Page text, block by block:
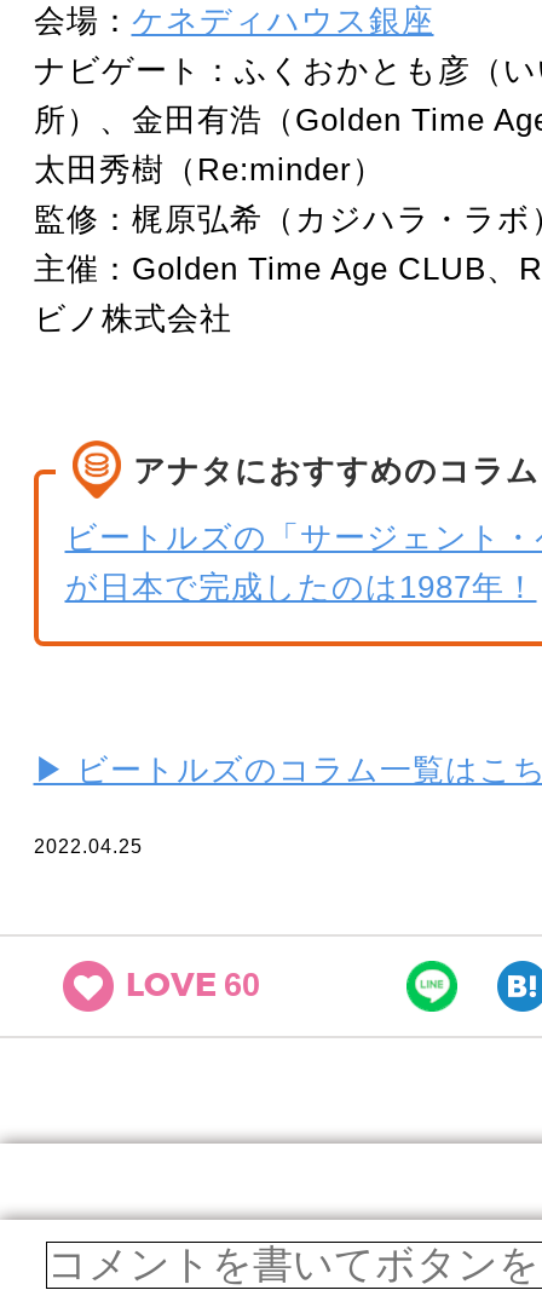
会場： ケネディハウス銀座
ナビゲート：ふくおかとも彦（
所）、金田有浩（Golden Time
太田秀樹（Re:minder）
監修：梶原弘希（カジハラ・ラボ
主催：Golden Time Age CLUB、
ビノ株式会社
アナタにおすすめのコラム
ビートルズの「サージェント
が日本で完成したのは1987年！
▶ ビートルズのコラム一覧はこ
2022.04.25
LOVE 60